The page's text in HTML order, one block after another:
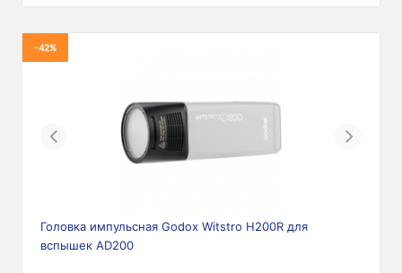
-42%
Previous Next
Головка импульсная Godox Witstro H200R для
вспышек AD200